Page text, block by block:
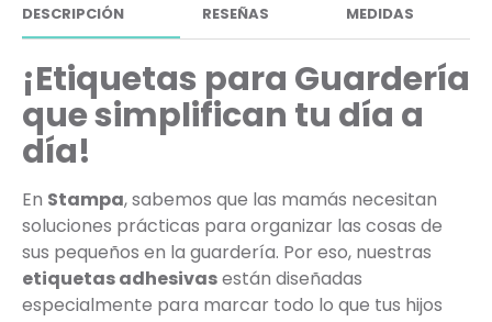
DESCRIPCIÓN RESEÑAS MEDIDAS
¡Etiquetas para Guardería
que simplifican tu día a
día!
En Stampa, sabemos que las mamás necesitan
soluciones prácticas para organizar las cosas de
sus pequeños en la guardería. Por eso, nuestras
etiquetas adhesivasestán diseñadas
especialmente para marcar todo lo que tus hijos